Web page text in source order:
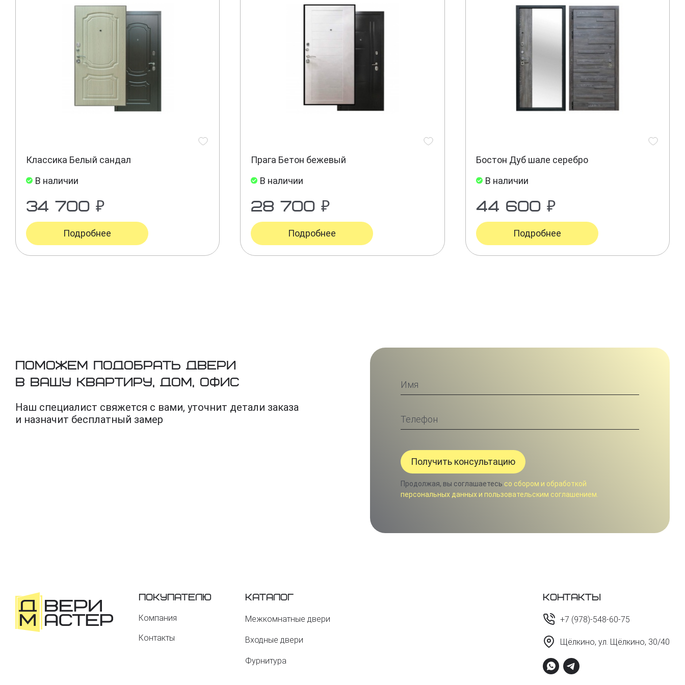
Классика Белый сандал
В наличии
34 700 ₽
Подробнее
Прага Бетон бежевый
В наличии
28 700 ₽
Подробнее
Бостон Дуб шале серебро
В наличии
44 600 ₽
Подробнее
Поможем подобрать двери
в вашу квартиру, дом, офис
Наш специалист свяжется с вами, уточнит детали заказа
и назначит бесплатный замер
Продолжая, вы соглашаетесь со сбором и обработкой
персональных данных и пользовательским соглашением.
Покупателю
Компания
Контакты
Каталог
Межкомнатные двери
Входные двери
Фурнитура
Контакты
+7 (978)-548-60-75
Щёлкино, ул. Щёлкино, 30/40